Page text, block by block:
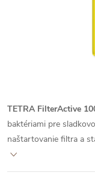
TETRA FilterActive
baktériami pre
naštartovanie filtra a